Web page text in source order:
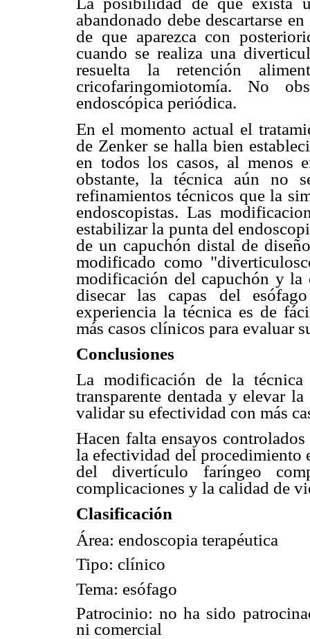
abandonado debe descartarse
de que aparezca con
cuando se realiza una
resuelta la retención
cricofaringomiotomía. No
endoscópica periódica.
En el momento actual el
de Zenker se halla bien
en todos los casos, al menos
obstante, la técnica aún no
refinamientos técnicos que la
endoscopistas. Las
estabilizar la punta del
de un capuchón distal de
modificado como
modificación del capuchón y la
disecar las capas del
experiencia la técnica es de
más casos clínicos para evaluar
Conclusiones
La modificación de la
transparente dentada y elevar
validar su efectividad con más
Hacen falta ensayos
la efectividad del procedimiento
del divertículo faríngeo
complicaciones y la calidad de
Clasificación
Área: endoscopia terapéutica
Tipo: clínico
Tema: esófago
Patrocinio: no ha sido
ni comercial